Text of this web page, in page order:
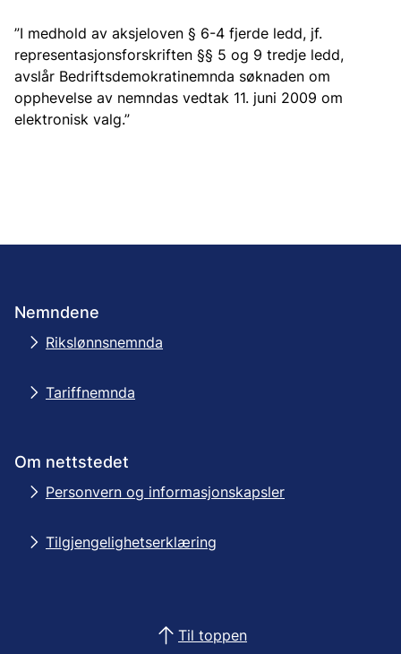
”I medhold av aksjeloven § 6-4 fjerde ledd, jf.
representasjonsforskriften §§ 5 og 9 tredje ledd,
avslår Bedriftsdemokratinemnda søknaden om
opphevelse av nemndas vedtak 11. juni 2009 om
elektronisk valg.”
Nemndene
Rikslønnsnemnda
Tariffnemnda
Om nettstedet
Personvern og informasjonskapsler
Tilgjengelighetserklæring
Til toppen